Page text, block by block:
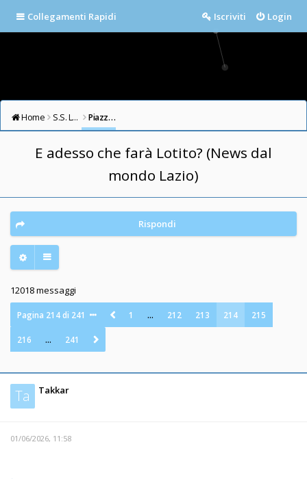
Collegamenti Rapidi Login
Iscriviti
Home S.S. LAZIO FORUM Piazza della Libertà
E adesso che farà Lotito? (News dal
mondo Lazio)
Rispondi
12018 messaggi
Pagina 214di 241 1 … 212 213 214 215
216 … 241
Ta Takkar
01/06/2026, 11:58